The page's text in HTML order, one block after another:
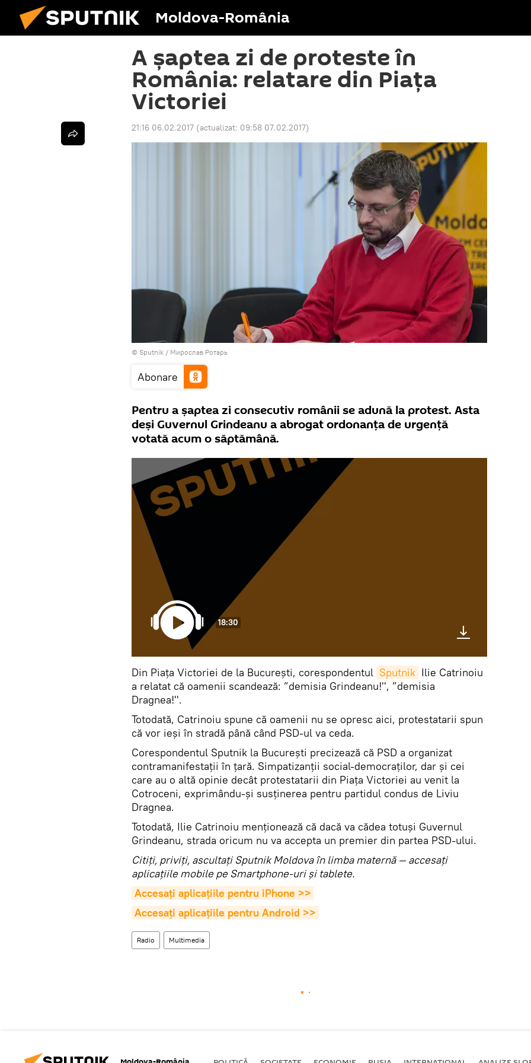
Moldova-România
A șaptea zi de proteste în
România: relatare din Piața
Victoriei
21:16 06.02.2017 (actualizat: 09:58 07.02.2017)
© Sputnik / Мирослав Ротарь
Abonare
Pentru a șaptea zi consecutiv românii se adună la protest. Asta
deși Guvernul Grindeanu a abrogat ordonanța de urgență
votată acum o săptămână.
18:30
Din Piața Victoriei de la București, corespondentul Sputnik Ilie Catrinoiu
a relatat că oamenii scandează: ”demisia Grindeanu!'', ”demisia
Dragnea!''.
Totodată, Catrinoiu spune că oamenii nu se opresc aici, protestatarii spun
că vor ieși în stradă până când PSD-ul va ceda.
Corespondentul Sputnik la București precizează că PSD a organizat
contramanifestații în țară. Simpatizanții social-democraților, dar și cei
care au o altă opinie decât protestatarii din Piața Victoriei au venit la
Cotroceni, exprimându-și susținerea pentru partidul condus de Liviu
Dragnea.
Totodată, Ilie Catrinoiu menționează că dacă va cădea totuși Guvernul
Grindeanu, strada oricum nu va accepta un premier din partea PSD-ului.
Citiţi, priviţi, ascultaţi Sputnik Moldova în limba maternă — accesaţi
aplicaţiile mobile pe Smartphone-uri şi tablete.
Accesaţi aplicaţiile pentru iPhone >>
Accesaţi aplicaţiile pentru Android >>
Radio Multimedia